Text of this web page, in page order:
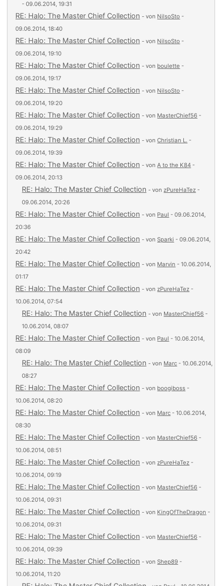
- 09.06.2014, 19:31
RE: Halo: The Master Chief Collection - von NilsoSto -
09.06.2014, 18:40
RE: Halo: The Master Chief Collection - von NilsoSto -
09.06.2014, 19:10
RE: Halo: The Master Chief Collection - von boulette -
09.06.2014, 19:17
RE: Halo: The Master Chief Collection - von NilsoSto -
09.06.2014, 19:20
RE: Halo: The Master Chief Collection - von MasterChief56 -
09.06.2014, 19:29
RE: Halo: The Master Chief Collection - vonChristian L. -
09.06.2014, 19:39
RE: Halo: The Master Chief Collection - vonA to the K84 -
09.06.2014, 20:13
RE: Halo: The Master Chief Collection - vonzPureHaTez -
09.06.2014, 20:26
RE: Halo: The Master Chief Collection - von Paul - 09.06.2014,
20:36
RE: Halo: The Master Chief Collection - vonSparki - 09.06.2014,
20:42
RE: Halo: The Master Chief Collection - von Marvin - 10.06.2014,
01:17
RE: Halo: The Master Chief Collection - vonzPureHaTez -
10.06.2014, 07:54
RE: Halo: The Master Chief Collection - von MasterChief56 -
10.06.2014, 08:07
RE: Halo: The Master Chief Collection - von Paul - 10.06.2014,
08:09
RE: Halo: The Master Chief Collection - von Marc - 10.06.2014,
08:27
RE: Halo: The Master Chief Collection - von boogiboss -
10.06.2014, 08:20
RE: Halo: The Master Chief Collection - von Marc - 10.06.2014,
08:30
RE: Halo: The Master Chief Collection - von MasterChief56 -
10.06.2014, 08:51
RE: Halo: The Master Chief Collection - vonzPureHaTez -
10.06.2014, 09:19
RE: Halo: The Master Chief Collection - von MasterChief56 -
10.06.2014, 09:31
RE: Halo: The Master Chief Collection - von KingOfTheDragon -
10.06.2014, 09:31
RE: Halo: The Master Chief Collection - von MasterChief56 -
10.06.2014, 09:39
RE: Halo: The Master Chief Collection - vonShep89 -
10.06.2014, 11:20